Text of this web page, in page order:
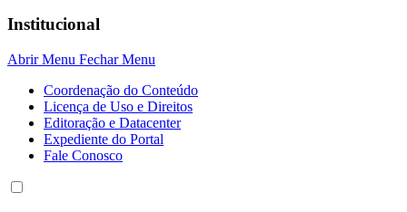
Institucional
Abrir Menu Fechar Menu
Coordenação do Conteúdo
Licença de Uso e Direitos
Editoração e Datacenter
Expediente do Portal
Fale Conosco